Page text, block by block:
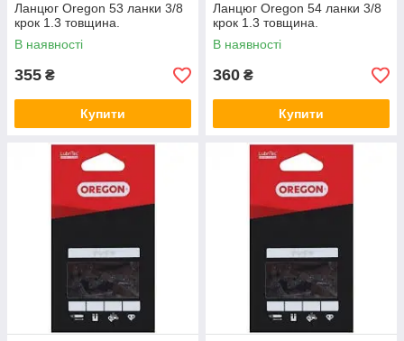
Ланцюг Oregon 53 ланки 3/8
крок 1.3 товщина.
В наявності
355 ₴
Купити
Ланцюг Oregon 54 ланки 3/8
крок 1.3 товщина.
В наявності
360 ₴
Купити